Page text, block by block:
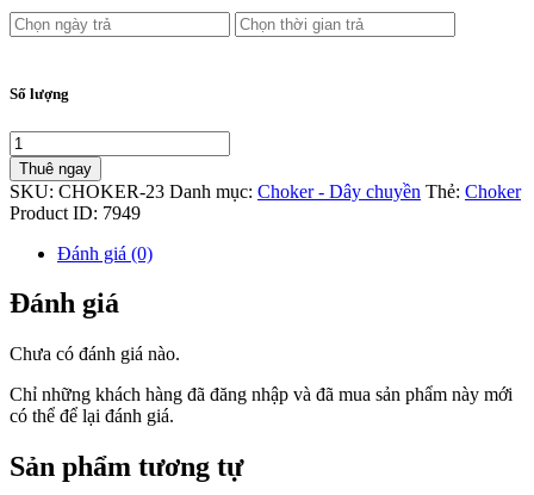
Số lượng
Thuê ngay
SKU: CHOKER-23 Danh mục: Choker - Dây chuyền Thẻ: Choker
Product ID: 7949
Đánh giá (0)
Đánh giá
Chưa có đánh giá nào.
Chỉ những khách hàng đã đăng nhập và đã mua sản phẩm này mới
có thể để lại đánh giá.
Sản phẩm tương tự